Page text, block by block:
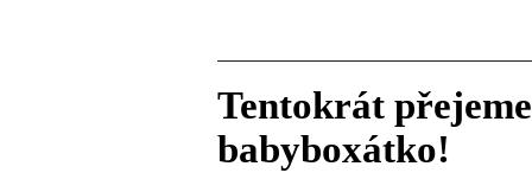
Tentokrát
babyboxátko!